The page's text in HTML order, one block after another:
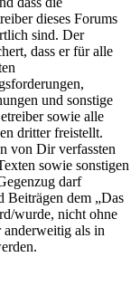
dieses Forums
sind. Der
dass er für alle
und sonstige
sowie alle
dritter freistellt.
von Dir verfassten
sowie sonstigen
darf
Beiträgen dem „Das
wurde, nicht ohne
als in